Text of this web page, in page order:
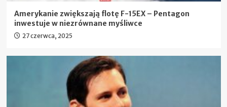
Amerykanie zwiększają flotę F-15EX – Pentagon
inwestuje w niezrównane myśliwce
27 czerwca, 2025